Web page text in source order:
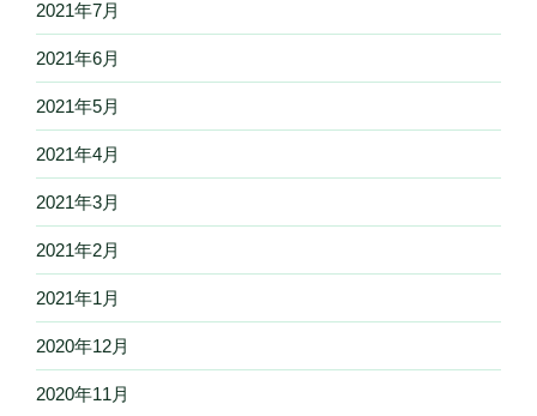
2021年7月
2021年6月
2021年5月
2021年4月
2021年3月
2021年2月
2021年1月
2020年12月
2020年11月